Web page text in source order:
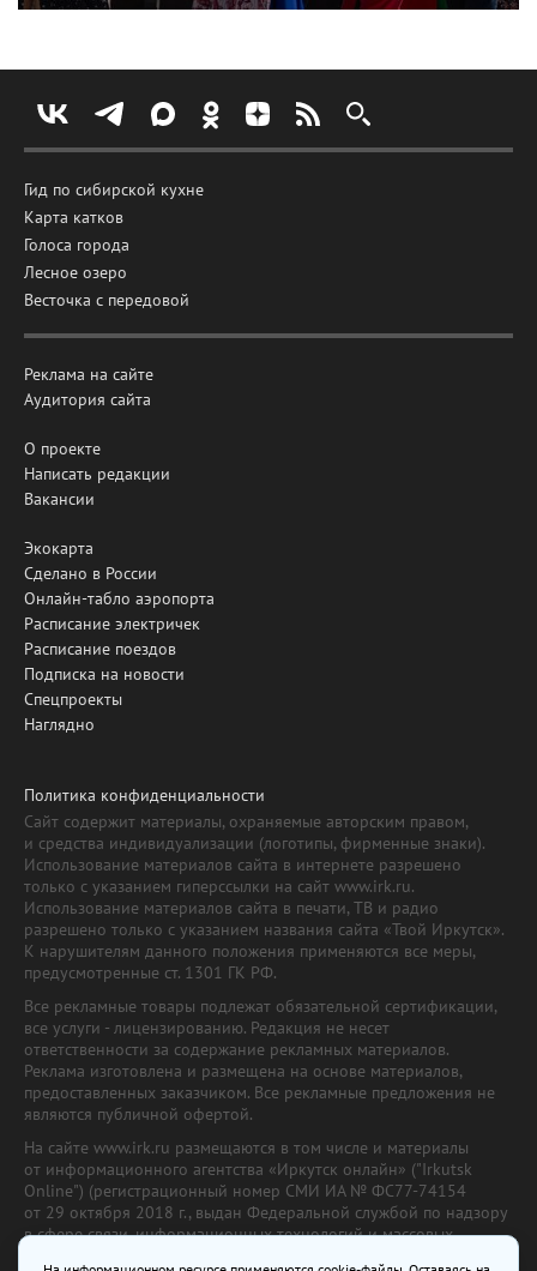
Гид по сибирской кухне
Карта катков
Голоса города
Лесное озеро
Весточка с передовой
Реклама на сайте
Аудитория сайта
О проекте
Написать редакции
Вакансии
Экокарта
Сделано в России
Онлайн-табло аэропорта
Расписание электричек
Расписание поездов
Подписка на новости
Спецпроекты
Наглядно
Политика конфиденциальности
Сайт содержит материалы, охраняемые авторским правом,
и средства индивидуализации (логотипы, фирменные знаки).
Использование материалов сайта в интернете разрешено
только с указанием гиперссылки на сайт www.irk.ru.
Использование материалов сайта в печати, ТВ и радио
разрешено только с указанием названия сайта «Твой Иркутск».
К нарушителям данного положения применяются все меры,
предусмотренные ст. 1301 ГК РФ.
Все рекламные товары подлежат обязательной сертификации,
все услуги - лицензированию. Редакция не несет
ответственности за содержание рекламных материалов.
Реклама изготовлена и размещена на основе материалов,
предоставленных заказчиком. Все рекламные предложения не
являются публичной офертой.
На сайте www.irk.ru размещаются в том числе и материалы
от информационного агентства «Иркутск онлайн» ("Irkutsk
Online") (регистрационный номер СМИ ИА № ФС77-74154
от 29 октября 2018 г., выдан Федеральной службой по надзору
в сфере связи, информационных технологий и массовых